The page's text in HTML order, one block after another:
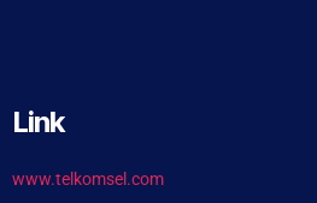
Link
www.telkomsel.com